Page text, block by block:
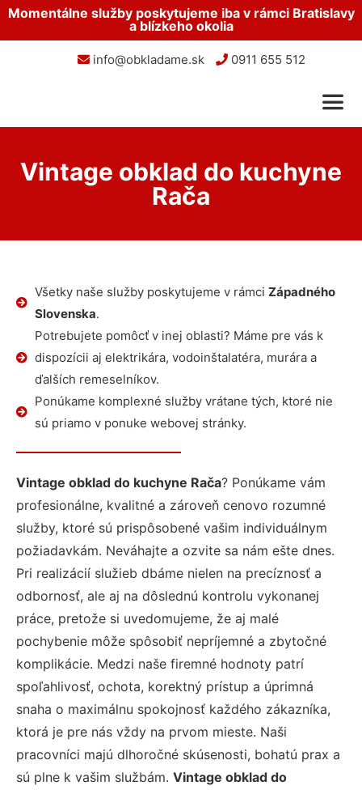
Momentálne služby poskytujeme iba v rámci Bratislavy
a blízkeho okolia
info@obkladame.sk 0911 655 512
Vintage obklad do kuchyne
Rača
Všetky naše služby poskytujeme v rámci Západného
Slovenska.
Potrebujete pomôcť v inej oblasti? Máme pre vás k
dispozícii aj elektrikára, vodoinštalatéra, murára a
ďalších remeselníkov.
Ponúkame komplexné služby vrátane tých, ktoré nie
sú priamo v ponuke webovej stránky.
Vintage obklad do kuchyne Rača? Ponúkame vám
profesionálne, kvalitné a zároveň cenovo rozumné
služby, ktoré sú prispôsobené vašim individuálnym
požiadavkám. Neváhajte a ozvite sa nám ešte dnes.
Pri realizácií služieb dbáme nielen na precíznosť a
odbornosť, ale aj na dôslednú kontrolu vykonanej
práce, pretože si uvedomujeme, že aj malé
pochybenie môže spôsobiť nepríjemné a zbytočné
komplikácie. Medzi naše firemné hodnoty patrí
spoľahlivosť, ochota, korektný prístup a úprimná
snaha o maximálnu spokojnosť každého zákazníka,
ktorá je pre nás vždy na prvom mieste. Naši
pracovníci majú dlhoročné skúsenosti, bohatú prax a
sú plne k vašim službám. Vintage obklad do